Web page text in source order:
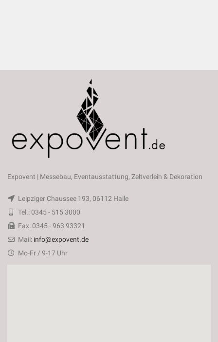
Expovent | Messebau, Eventausstattung, Zeltverleih & Dekoration
Leipziger Chaussee 193, 06112 Halle
Tel.: 0345 - 515 3000
Fax: 0345 - 963 93321
Mail: info@expovent.de
Mo-Fr / 9-17 Uhr